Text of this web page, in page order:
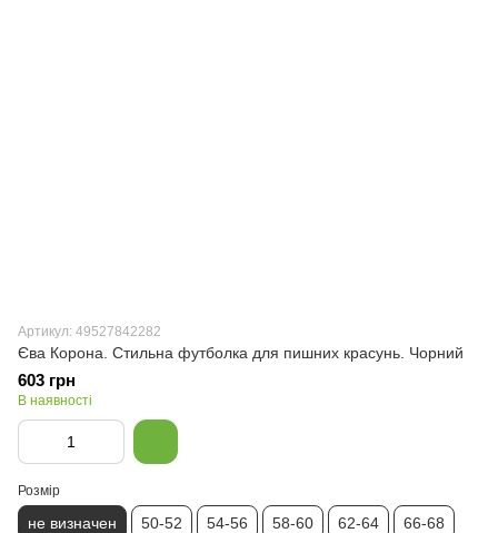
Артикул: 49527842282
Єва Корона. Стильна футболка для пишних красунь. Чорний
603 грн
В наявності
Розмір
не визначен 50-52 54-56 58-60 62-64 66-68